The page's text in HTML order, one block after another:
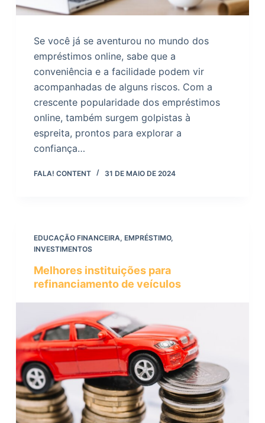
Se você já se aventurou no mundo dos
empréstimos online, sabe que a
conveniência e a facilidade podem vir
acompanhadas de alguns riscos. Com a
crescente popularidade dos empréstimos
online, também surgem golpistas à
espreita, prontos para explorar a
confiança…
FALA! CONTENT 31 DE MAIO DE 2024
EDUCAÇÃO FINANCEIRA, EMPRÉSTIMO,
INVESTIMENTOS
Melhores instituições para
refinanciamento de veículos